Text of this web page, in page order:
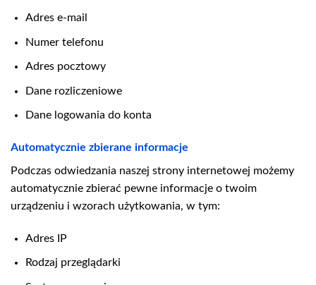
Adres e-mail
Numer telefonu
Adres pocztowy
Dane rozliczeniowe
Dane logowania do konta
Automatycznie zbierane informacje
Podczas odwiedzania naszej strony internetowej możemy
automatycznie zbierać pewne informacje o twoim
urządzeniu i wzorach użytkowania, w tym:
Adres IP
Rodzaj przeglądarki